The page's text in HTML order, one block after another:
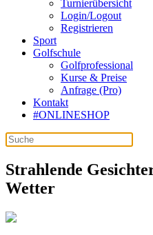
Turnierübersicht
Login/Logout
Registrieren
Sport
Golfschule
Golfprofessional
Kurse & Preise
Anfrage (Pro)
Kontakt
#ONLINESHOP
Strahlende
Wetter